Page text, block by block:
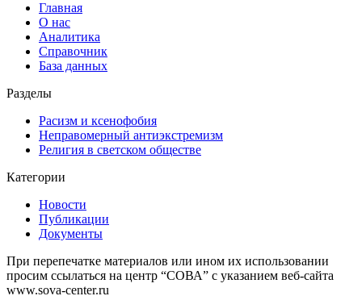
Главная
О нас
Аналитика
Справочник
База данных
Разделы
Расизм и ксенофобия
Неправомерный антиэкстремизм
Религия в светском обществе
Категории
Новости
Публикации
Документы
При перепечатке материалов или ином их использовании
просим ссылаться на центр “СОВА” с указанием веб-сайта
www.sova-center.ru